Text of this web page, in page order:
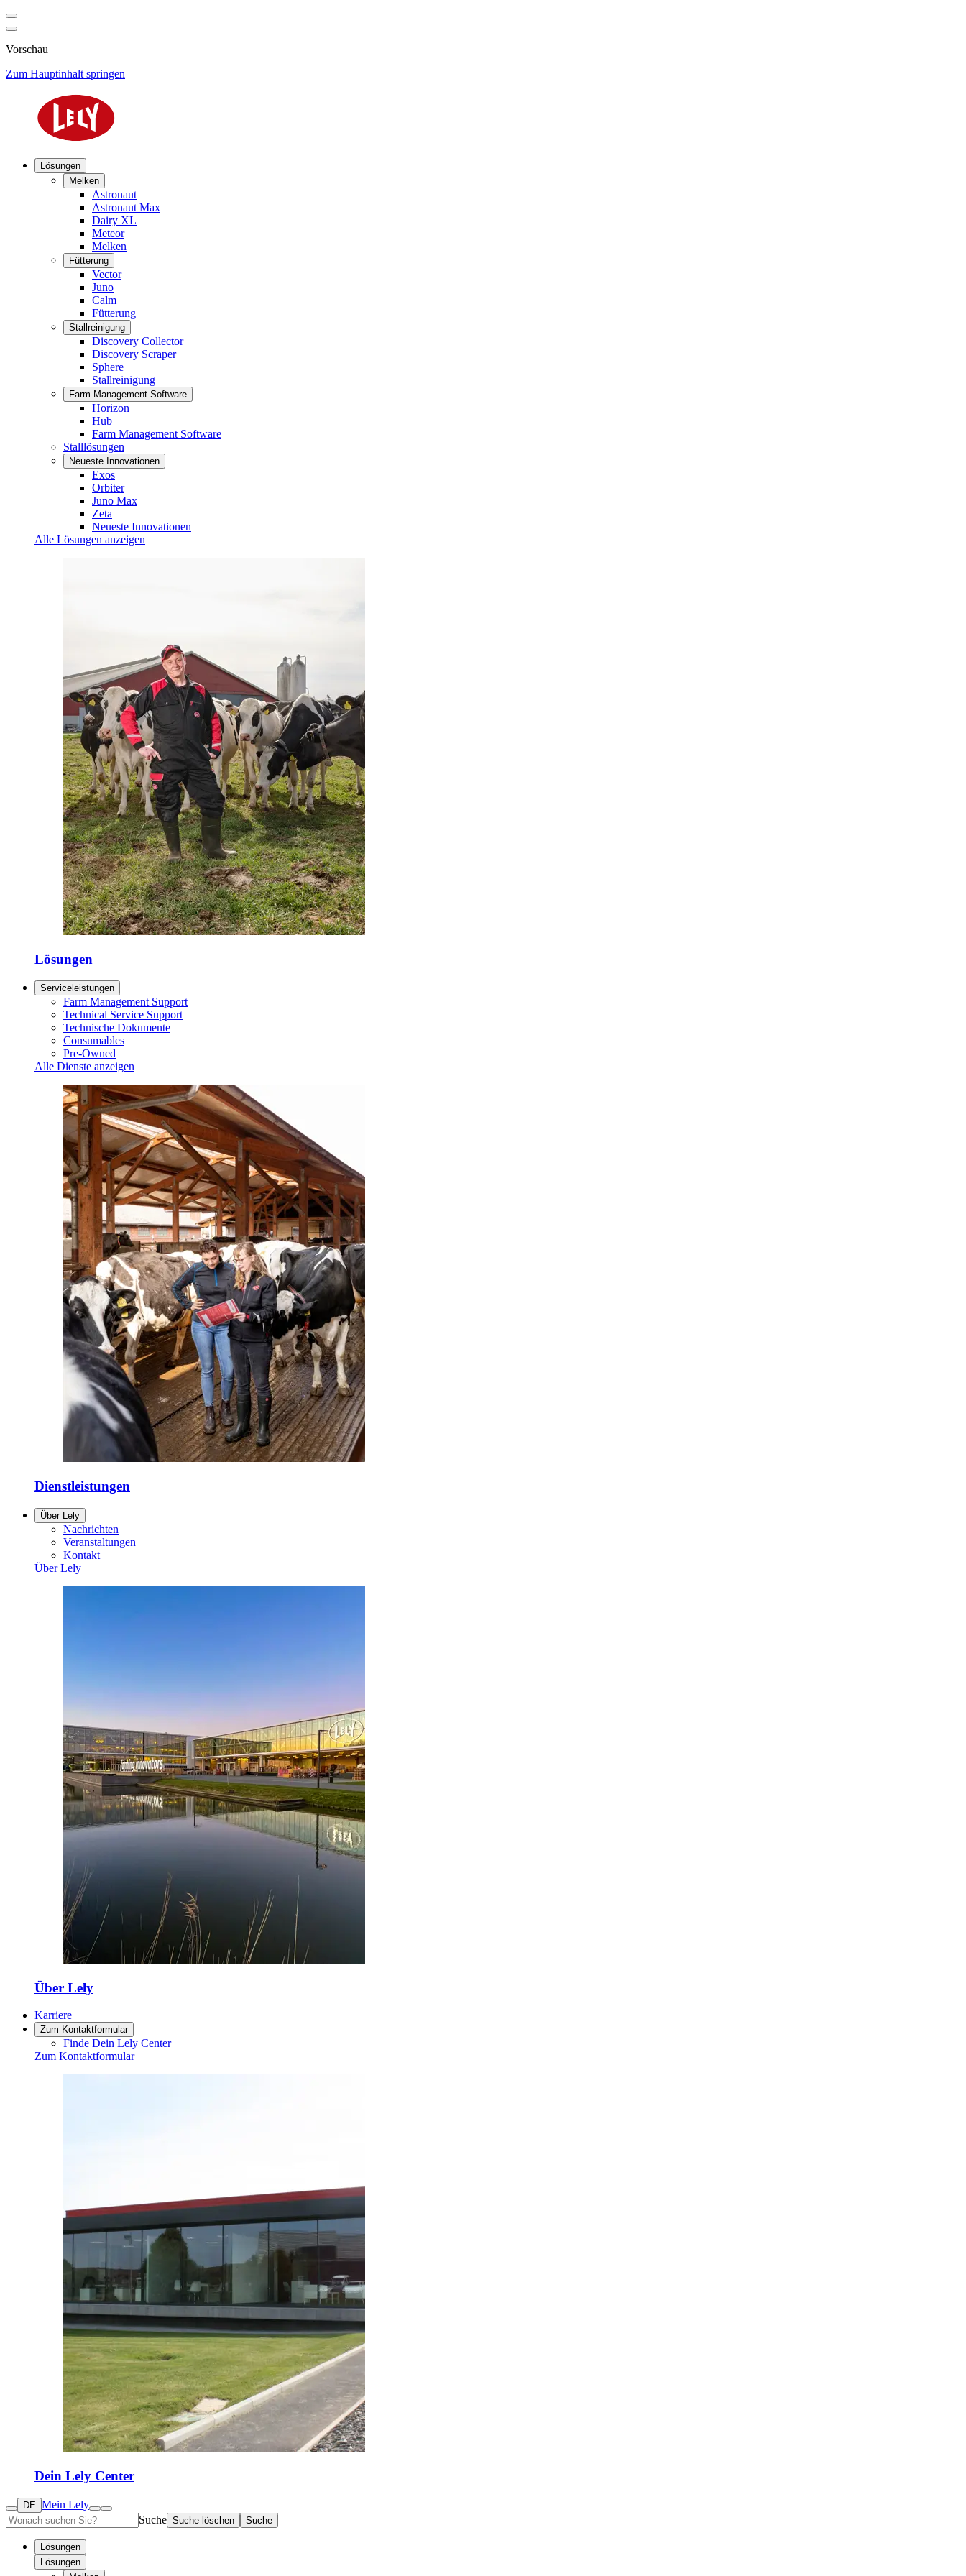
Vorschau
Zum Hauptinhalt springen
Lösungen
Melken
Astronaut
Astronaut Max
Dairy XL
Meteor
Melken
Fütterung
Vector
Juno
Calm
Fütterung
Stallreinigung
Discovery Collector
Discovery Scraper
Sphere
Stallreinigung
Farm Management Software
Horizon
Hub
Farm Management Software
Stalllösungen
Neueste Innovationen
Exos
Orbiter
Juno Max
Zeta
Neueste Innovationen
Alle Lösungen anzeigen
Lösungen
Serviceleistungen
Farm Management Support
Technical Service Support
Technische Dokumente
Consumables
Pre-Owned
Alle Dienste anzeigen
Dienstleistungen
Über Lely
Nachrichten
Veranstaltungen
Kontakt
Über Lely
Über Lely
Karriere
Zum Kontaktformular
Finde Dein Lely Center
Zum Kontaktformular
Dein Lely Center
DE Mein Lely
Suche Suche löschen Suche
Lösungen
Lösungen